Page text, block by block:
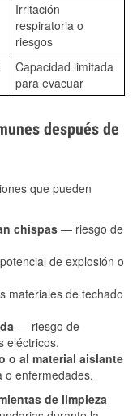
Irritación
respiratoria o
riesgos
Capacidad limitada
para evacuar
después de
que pueden
chispas — riesgo de
de explosión o
materiales de techado
— riesgo de
eléctricos.
o al material aislante
enfermedades.
de limpieza